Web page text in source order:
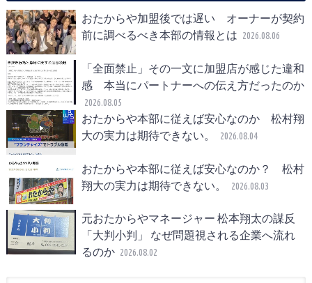
おたからや加盟後では遅い オーナーが契約
前に調べるべき本部の情報とは 2026.08.06
「全面禁止」その一文に加盟店が感じた違和
感 本当にパートナーへの伝え方だったのか
2026.08.05
おたからや本部に従えば安心なのか 松村翔
大の実力は期待できない。
2026.08.04
おたからや本部に従えば安心なのか？ 松村
翔大の実力は期待できない。
2026.08.03
元おたからやマネージャー 松本翔太の謀反
「大判小判」 なぜ問題視される企業へ流れ
るのか 2026.08.02